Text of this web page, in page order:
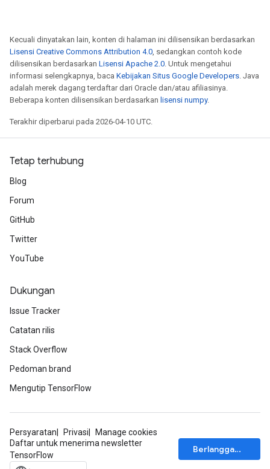
Kecuali dinyatakan lain, konten di halaman ini dilisensikan berdasarkan
Lisensi Creative Commons Attribution 4.0, sedangkan contoh kode
dilisensikan berdasarkan Lisensi Apache 2.0. Untuk mengetahui
informasi selengkapnya, baca Kebijakan Situs Google Developers. Java
adalah merek dagang terdaftar dari Oracle dan/atau afiliasinya.
Beberapa konten dilisensikan berdasarkan lisensi numpy.
Terakhir diperbarui pada 2026-04-10 UTC.
Tetap terhubung
Blog
Forum
GitHub
Twitter
YouTube
Dukungan
Issue Tracker
Catatan rilis
Stack Overflow
Pedoman brand
Mengutip TensorFlow
Persyaratan Privasi
Manage cookies
Daftar untuk menerima newsletter
TensorFlow
Berlangganan